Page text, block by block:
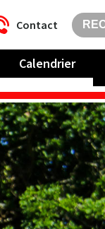
Contact
Calendrier